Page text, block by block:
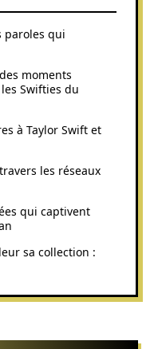
paroles qui
moments
Swifties du
à Taylor Swift et
les réseaux
qui captivent
sa collection :